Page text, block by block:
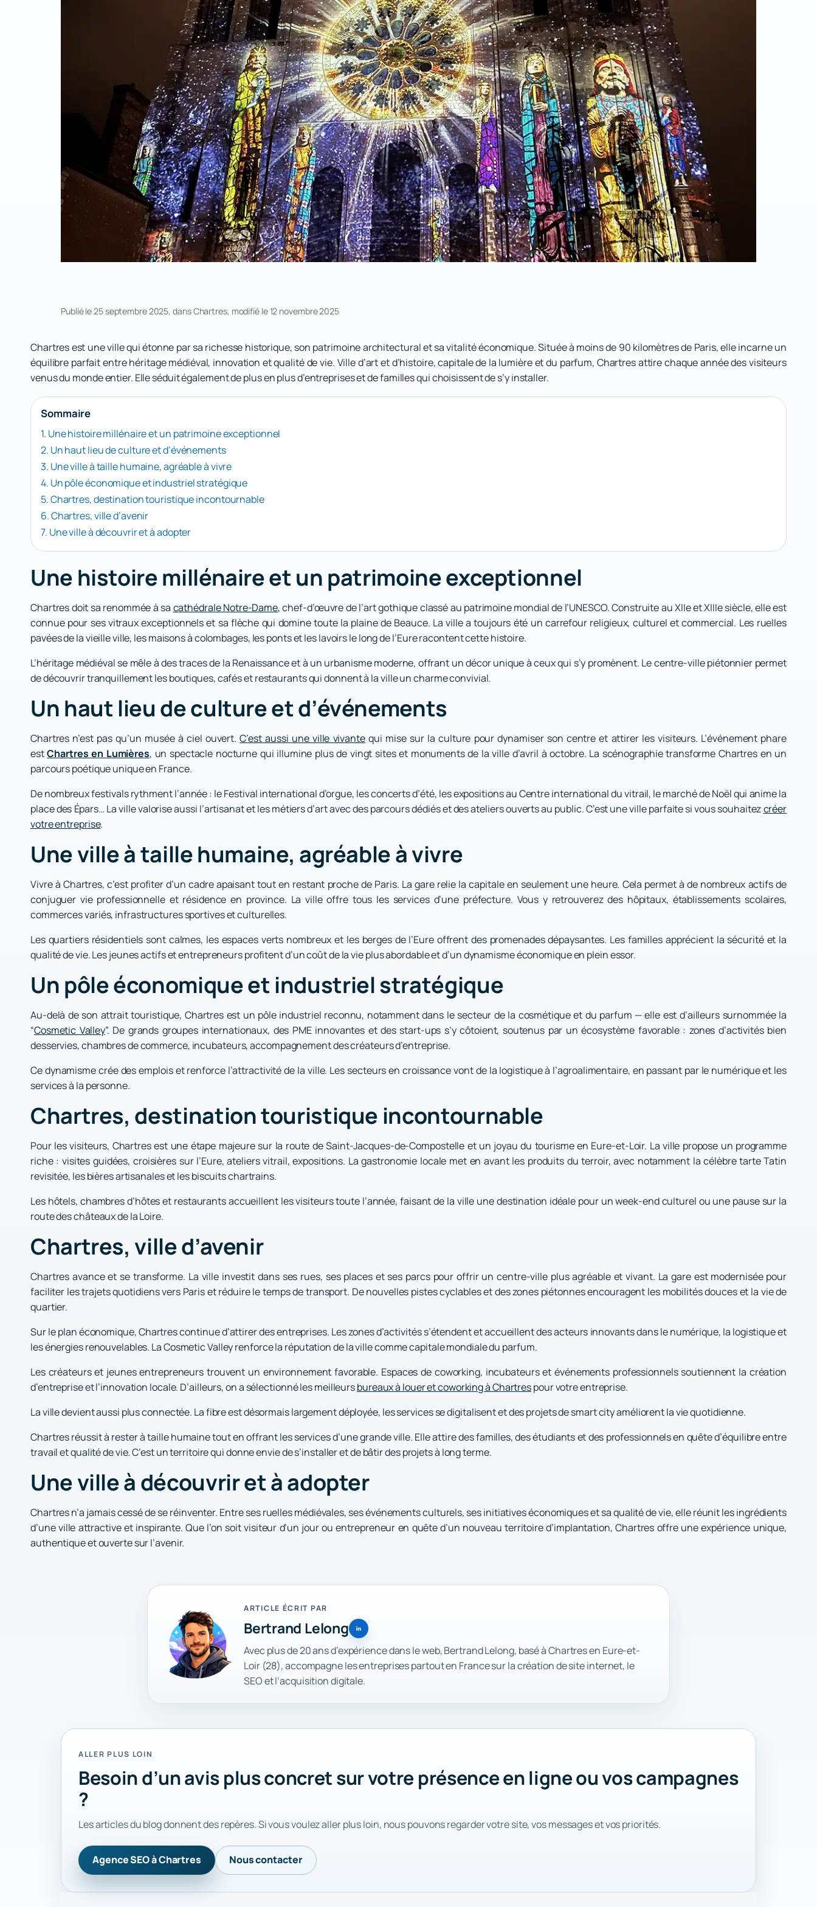
Publié le 25 septembre 2025, dansChartres, modifié le 12 novembre 2025
Chartres est une ville qui étonne par sa richesse historique, son patrimoine architectural et sa vitalité économique. Située à moins de 90 kilomètres de Paris, elle incarne un
équilibre parfait entre héritage médiéval, innovation et qualité de vie. Ville d’art et d’histoire, capitale de la lumière et du parfum, Chartres attire chaque année des visiteurs
venus du monde entier. Elle séduit également de plus en plus d’entreprises et de familles qui choisissent de s’y installer.
Sommaire
1. Une histoire millénaire et un patrimoine exceptionnel
2. Un haut lieu de culture et d’événements
3. Une ville à taille humaine, agréable à vivre
4. Un pôle économique et industriel stratégique
5. Chartres, destination touristique incontournable
6. Chartres, ville d’avenir
7. Une ville à découvrir et à adopter
Une histoire millénaire et un patrimoine exceptionnel
Chartres doit sa renommée à sa cathédrale Notre-Dame, chef-d’œuvre de l’art gothique classé au patrimoine mondial de l’UNESCO. Construite au XIIe et XIIIe siècle, elle est
connue pour ses vitraux exceptionnels et sa flèche qui domine toute la plaine de Beauce. La ville a toujours été un carrefour religieux, culturel et commercial. Les ruelles
pavées de la vieille ville, les maisons à colombages, les ponts et les lavoirs le long de l’Eure racontent cette histoire.
L’héritage médiéval se mêle à des traces de la Renaissance et à un urbanisme moderne, offrant un décor unique à ceux qui s’y promènent. Le centre-ville piétonnier permet
de découvrir tranquillement les boutiques, cafés et restaurants qui donnent à la ville un charme convivial.
Un haut lieu de culture et d’événements
Chartres n’est pas qu’un musée à ciel ouvert.C’est aussi une ville vivantequi mise sur la culture pour dynamiser son centre et attirer les visiteurs. L’événement phare
estChartres en Lumières, un spectacle nocturne qui illumine plus de vingt sites et monuments de la ville d’avril à octobre. La scénographie transforme Chartres en un
parcours poétique unique en France.
De nombreux festivals rythment l’année : le Festival international d’orgue, les concerts d’été, les expositions au Centre international du vitrail, le marché de Noël qui anime la
place des Épars… La ville valorise aussi l’artisanat et les métiers d’art avec des parcours dédiés et des ateliers ouverts au public. C’est une ville parfaite si vous souhaitezcréer
votre entreprise.
Une ville à taille humaine, agréable à vivre
Vivre à Chartres, c’est profiter d’un cadre apaisant tout en restant proche de Paris. La gare relie la capitale en seulement une heure. Cela permet à de nombreux actifs de
conjuguer vie professionnelle et résidence en province. La ville offre tous les services d’une préfecture. Vous y retrouverez des hôpitaux, établissements scolaires,
commerces variés, infrastructures sportives et culturelles.
Les quartiers résidentiels sont calmes, les espaces verts nombreux et les berges de l’Eure offrent des promenades dépaysantes. Les familles apprécient la sécurité et la
qualité de vie. Les jeunes actifs et entrepreneurs profitent d’un coût de la vie plus abordable et d’un dynamisme économique en plein essor.
Un pôle économique et industriel stratégique
Au-delà de son attrait touristique, Chartres est un pôle industriel reconnu, notamment dans le secteur de la cosmétique et du parfum — elle est d’ailleurs surnommée la
“Cosmetic Valley”. De grands groupes internationaux, des PME innovantes et des start-ups s’y côtoient, soutenus par un écosystème favorable : zones d’activités bien
desservies, chambres de commerce, incubateurs, accompagnement des créateurs d’entreprise.
Ce dynamisme crée des emplois et renforce l’attractivité de la ville. Les secteurs en croissance vont de la logistique à l’agroalimentaire, en passant par le numérique et les
services à la personne.
Chartres, destination touristique incontournable
Pour les visiteurs, Chartres est une étape majeure sur la route de Saint-Jacques-de-Compostelle et un joyau du tourisme en Eure-et-Loir. La ville propose un programme
riche : visites guidées, croisières sur l’Eure, ateliers vitrail, expositions. La gastronomie locale met en avant les produits du terroir, avec notamment la célèbre tarte Tatin
revisitée, les bières artisanales et les biscuits chartrains.
Les hôtels, chambres d’hôtes et restaurants accueillent les visiteurs toute l’année, faisant de la ville une destination idéale pour un week-end culturel ou une pause sur la
route des châteaux de la Loire.
Chartres, ville d’avenir
Chartres avance et se transforme. La ville investit dans ses rues, ses places et ses parcs pour offrir un centre-ville plus agréable et vivant. La gare est modernisée pour
faciliter les trajets quotidiens vers Paris et réduire le temps de transport. De nouvelles pistes cyclables et des zones piétonnes encouragent les mobilités douces et la vie de
quartier.
Sur le plan économique, Chartres continue d’attirer des entreprises. Les zones d’activités s’étendent et accueillent des acteurs innovants dans le numérique, la logistique et
les énergies renouvelables. La Cosmetic Valley renforce la réputation de la ville comme capitale mondiale du parfum.
Les créateurs et jeunes entrepreneurs trouvent un environnement favorable. Espaces de coworking, incubateurs et événements professionnels soutiennent la création
d’entreprise et l’innovation locale. D’ailleurs, on a sélectionné les meilleursbureaux à louer et coworking à Chartrespour votre entreprise.
La ville devient aussi plus connectée. La fibre est désormais largement déployée, les services se digitalisent et des projets de smart city améliorent la vie quotidienne.
Chartres réussit à rester à taille humaine tout en offrant les services d’une grande ville. Elle attire des familles, des étudiants et des professionnels en quête d’équilibre entre
travail et qualité de vie. C’est un territoire qui donne envie de s’installer et de bâtir des projets à long terme.
Une ville à découvrir et à adopter
Chartres n’a jamais cessé de se réinventer. Entre ses ruelles médiévales, ses événements culturels, ses initiatives économiques et sa qualité de vie, elle réunit les ingrédients
d’une ville attractive et inspirante. Que l’on soit visiteur d’un jour ou entrepreneur en quête d’un nouveau territoire d’implantation, Chartres offre une expérience unique,
authentique et ouverte sur l’avenir.
ARTICLE ÉCRIT PAR
Bertrand Lelong
Avec plus de 20 ans d’expérience dans le web, Bertrand Lelong, basé à Chartres en Eure-et-
Loir (28), accompagne les entreprises partout en France sur la création de site internet, le
SEO et l’acquisition digitale.
ALLER PLUS LOIN
Besoin d’un avis plus concret sur votre présence en ligne ou vos campagnes
?
Les articles du blog donnent des repères. Si vous voulez aller plus loin, nous pouvons regarder votre site, vos messages et vos priorités.
Agence SEO à Chartres Nous contacter